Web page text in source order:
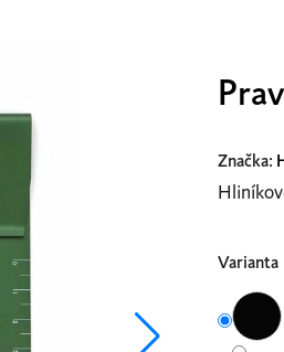
Značka:
Varianta